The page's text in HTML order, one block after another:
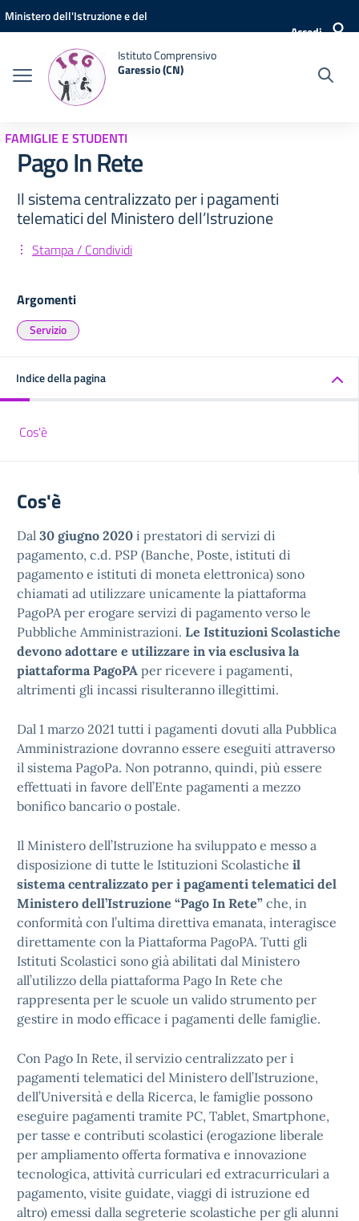
Vai ai contenuti
Vai al menu di navigazione
Vai al footer
Ministero dell'Istruzione e del
Accedi
Istituto Comprensivo
Garessio (CN)
FAMIGLIE E STUDENTI
Pago In Rete
Il sistema centralizzato per i pagamenti
telematici del Ministero dell’Istruzione
Stampa / Condividi
Argomenti
Servizio
Indice della pagina
Cos'è
Cos'è
Dal 30 giugno 2020 i prestatori di servizi di
pagamento, c.d. PSP (Banche, Poste, istituti di
pagamento e istituti di moneta elettronica) sono
chiamati ad utilizzare unicamente la piattaforma
PagoPA per erogare servizi di pagamento verso le
Pubbliche Amministrazioni. Le Istituzioni Scolastiche
devono adottare e utilizzare in via esclusiva la
piattaforma PagoPA per ricevere i pagamenti,
altrimenti gli incassi risulteranno illegittimi.
Dal 1 marzo 2021 tutti i pagamenti dovuti alla Pubblica
Amministrazione dovranno essere eseguiti attraverso
il sistema PagoPa. Non potranno, quindi, più essere
effettuati in favore dell’Ente pagamenti a mezzo
bonifico bancario o postale.
Il Ministero dell’Istruzione ha sviluppato e messo a
disposizione di tutte le Istituzioni Scolastiche il
sistema centralizzato per i pagamenti telematici del
Ministero dell’Istruzione “Pago In Rete” che, in
conformità con l’ultima direttiva emanata, interagisce
direttamente con la Piattaforma PagoPA. Tutti gli
Istituti Scolastici sono già abilitati dal Ministero
all’utilizzo della piattaforma Pago In Rete che
rappresenta per le scuole un valido strumento per
gestire in modo efficace i pagamenti delle famiglie.
Con Pago In Rete, il servizio centralizzato per i
pagamenti telematici del Ministero dell’Istruzione,
dell’Università e della Ricerca, le famiglie possono
eseguire pagamenti tramite PC, Tablet, Smartphone,
per tasse e contributi scolastici (erogazione liberale
per ampliamento offerta formativa e innovazione
tecnologica, attività curriculari ed extracurriculari a
pagamento, visite guidate, viaggi di istruzione ed
altro) emessi dalla segreterie scolastiche per gli alunni